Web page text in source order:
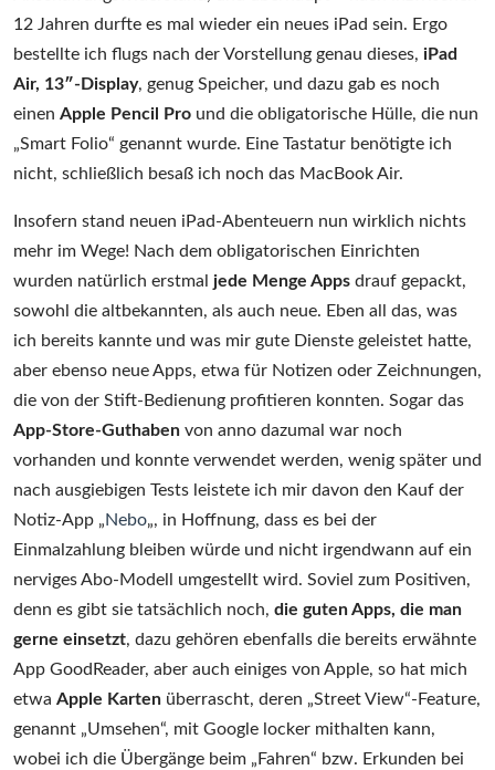
12 Jahren durfte es mal wieder ein neues iPad sein. Ergo
bestellte ich flugs nach der Vorstellung genau dieses, iPad
Air, 13″-Display, genug Speicher, und dazu gab es noch
einen Apple Pencil Pro und die obligatorische Hülle, die nun
„Smart Folio“ genannt wurde. Eine Tastatur benötigte ich
nicht, schließlich besaß ich noch das MacBook Air.
Insofern stand neuen iPad-Abenteuern nun wirklich nichts
mehr im Wege! Nach dem obligatorischen Einrichten
wurden natürlich erstmal jede Menge Apps drauf gepackt,
sowohl die altbekannten, als auch neue. Eben all das, was
ich bereits kannte und was mir gute Dienste geleistet hatte,
aber ebenso neue Apps, etwa für Notizen oder Zeichnungen,
die von der Stift-Bedienung profitieren konnten. Sogar das
App-Store-Guthaben von anno dazumal war noch
vorhanden und konnte verwendet werden, wenig später und
nach ausgiebigen Tests leistete ich mir davon den Kauf der
Notiz-App „Nebo„, in Hoffnung, dass es bei der
Einmalzahlung bleiben würde und nicht irgendwann auf ein
nerviges Abo-Modell umgestellt wird. Soviel zum Positiven,
denn es gibt sie tatsächlich noch, die guten Apps, die man
gerne einsetzt, dazu gehören ebenfalls die bereits erwähnte
App GoodReader, aber auch einiges von Apple, so hat mich
etwa Apple Karten überrascht, deren „Street View“-Feature,
genannt „Umsehen“, mit Google locker mithalten kann,
wobei ich die Übergänge beim „Fahren“ bzw. Erkunden bei